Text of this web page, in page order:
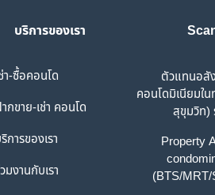
บริการของเรา
า-ซื้อคอนโด
กขาย-เช่า คอนโด
การของเรา
มงานกับเรา
ตัวแทนอสั
คอนโดมิเนียมใ
สุขุมวิท)
Property
(BTS/